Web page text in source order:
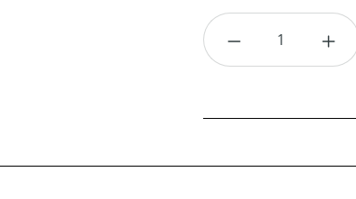
Produkt